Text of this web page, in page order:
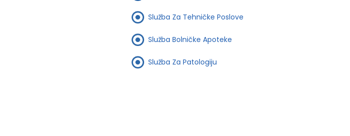
Služba Za Tehničke Poslove
Služba Bolničke Apoteke
Služba Za Patologiju